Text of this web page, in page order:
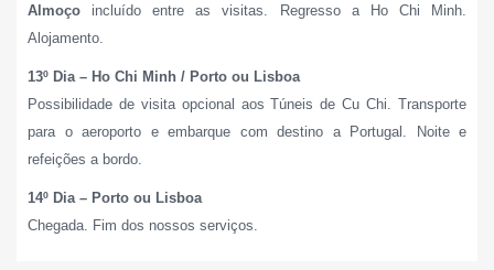
Almoço incluído entre as visitas. Regresso a Ho Chi Minh.
Alojamento.
13º Dia – Ho Chi Minh / Porto ou Lisboa
Possibilidade de visita opcional aos Túneis de Cu Chi. Transporte
para o aeroporto e embarque com destino a Portugal. Noite e
refeições a bordo.
14º Dia – Porto ou Lisboa
Chegada. Fim dos nossos serviços.